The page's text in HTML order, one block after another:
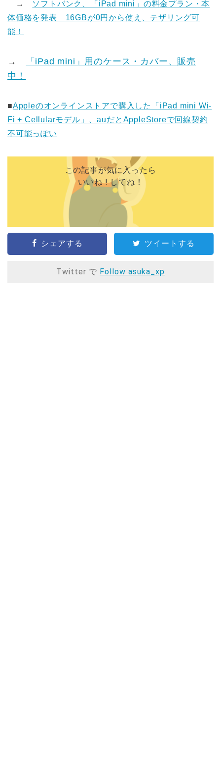
→ ソフトバンク、「iPad mini」の料金プラン・本
体価格を発表 16GBが0円から使え、テザリング可
能！
→
「iPad mini」用のケース・カバー、販売
中！
■Appleのオンラインストアで購入した「iPad mini Wi-
Fi + Cellularモデル」、auだとAppleStoreで回線契約
不可能っぽい
この記事が気に入ったら
いいね ! してね！
シェアする ツイートする
Twitter で Follow asuka_xp